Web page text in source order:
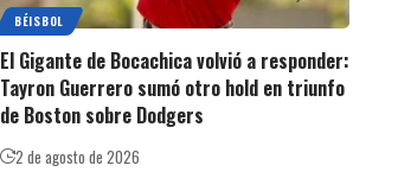
BÉISBOL
El Gigante de Bocachica volvió a responder:
Tayron Guerrero sumó otro hold en triunfo
de Boston sobre Dodgers
2 de agosto de 2026